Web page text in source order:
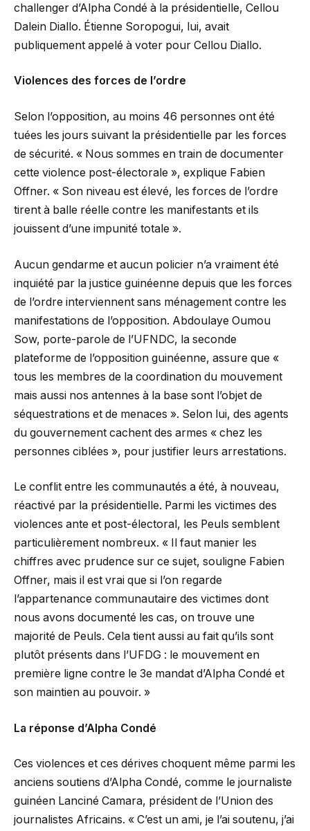
challenger d’Alpha Condé à la présidentielle, Cellou
Dalein Diallo. Étienne Soropogui, lui, avait
publiquement appelé à voter pour Cellou Diallo.
Violences des forces de l’ordre
Selon l’opposition, au moins 46 personnes ont été
tuées les jours suivant la présidentielle par les forces
de sécurité. « Nous sommes en train de documenter
cette violence post-électorale », explique Fabien
Offner. « Son niveau est élevé, les forces de l’ordre
tirent à balle réelle contre les manifestants et ils
jouissent d’une impunité totale ».
Aucun gendarme et aucun policier n’a vraiment été
inquiété par la justice guinéenne depuis que les forces
de l’ordre interviennent sans ménagement contre les
manifestations de l’opposition. Abdoulaye Oumou
Sow, porte-parole de l’UFNDC, la seconde
plateforme de l’opposition guinéenne, assure que «
tous les membres de la coordination du mouvement
mais aussi nos antennes à la base sont l’objet de
séquestrations et de menaces ». Selon lui, des agents
du gouvernement cachent des armes « chez les
personnes ciblées », pour justifier leurs arrestations.
Le conflit entre les communautés a été, à nouveau,
réactivé par la présidentielle. Parmi les victimes des
violences ante et post-électoral, les Peuls semblent
particulièrement nombreux. « Il faut manier les
chiffres avec prudence sur ce sujet, souligne Fabien
Offner, mais il est vrai que si l’on regarde
l’appartenance communautaire des victimes dont
nous avons documenté les cas, on trouve une
majorité de Peuls. Cela tient aussi au fait qu’ils sont
plutôt présents dans l’UFDG : le mouvement en
première ligne contre le 3e mandat d’Alpha Condé et
son maintien au pouvoir. »
La réponse d’Alpha Condé
Ces violences et ces dérives choquent même parmi les
anciens soutiens d’Alpha Condé, comme le journaliste
guinéen Lanciné Camara, président de l’Union des
journalistes Africains. « C’est un ami, je l’ai soutenu, j’ai